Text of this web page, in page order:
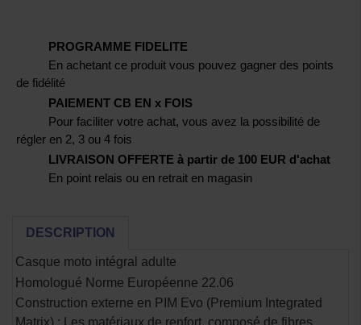
PROGRAMME FIDELITE
En achetant ce produit vous pouvez gagner des points
de fidélité
PAIEMENT CB EN x FOIS
Pour faciliter votre achat, vous avez la possibilité de
régler en 2, 3 ou 4 fois
LIVRAISON OFFERTE à partir de 100 EUR d'achat
En point relais ou en retrait en magasin
DESCRIPTION
Casque moto intégral adulte
Homologué Norme Européenne 22.06
Construction externe en PIM Evo (Premium Integrated